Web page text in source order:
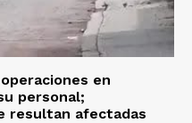
en
personal;
resultan afectadas